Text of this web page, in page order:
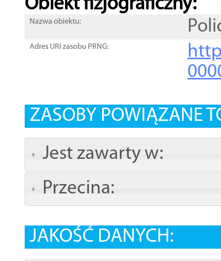
Obiekt fizjograficzny:
Nazwa obiektu:
Adres URI zasobu PRNG:
ZASOBY POWIĄZANE
Jest zawarty w:
Przecina:
JAKOŚĆ DANYCH: